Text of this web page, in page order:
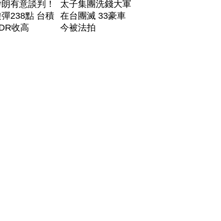
有意談判！
238點 台積
收高
太子集團洗錢大軍
在台團滅 33豪車
今被法拍